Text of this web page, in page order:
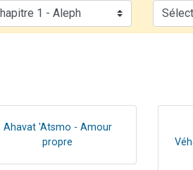
Ahavat 'Atsmo - Amour
propre